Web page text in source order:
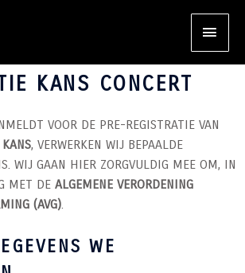
– PRE-
KANS CONCERT
VOOR DE PRE-REGISTRATIE VAN
KANS, VERWERKEN WIJ BEPAALDE
WIJ GAAN HIER ZORGVULDIG MEE OM, IN
MET DE ALGEMENE VERORDENING
(AVG)
WE